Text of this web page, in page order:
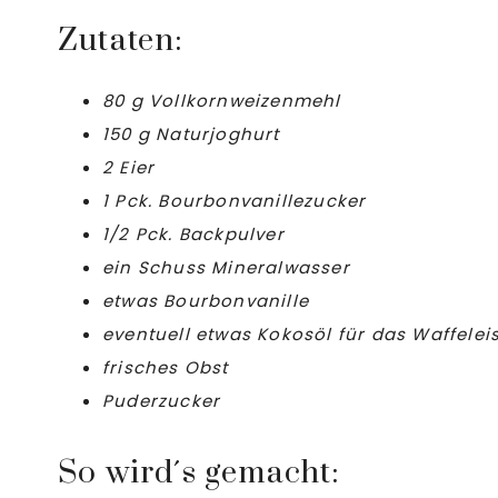
Zutaten:
80 g Vollkornweizenmehl
150 g Naturjoghurt
2 Eier
1 Pck. Bourbonvanillezucker
1/2 Pck. Backpulver
ein Schuss Mineralwasser
etwas Bourbonvanille
eventuell etwas Kokosöl für das
frisches Obst
Puderzucker
So wird´s gemacht: